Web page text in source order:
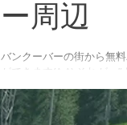
ー周辺
バンクーバーの街から無
ができます(^-^) それが、
吊橋の向こうには、北米
は、ボードウォークがあ
界の散歩ができます。...